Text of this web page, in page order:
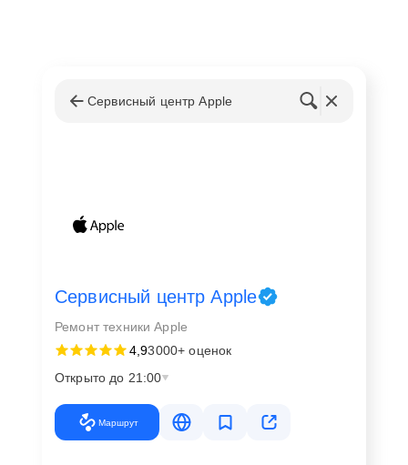
Сервисный центр Apple
Сервисный центр Apple
Ремонт техники Apple
4,93000+ оценок
Открыто до 21:00
Маршрут